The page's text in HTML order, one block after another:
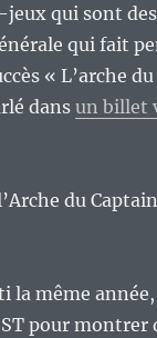
qui sont
qui fait
« L’arche
dans un billet
du
la même
pour montrer